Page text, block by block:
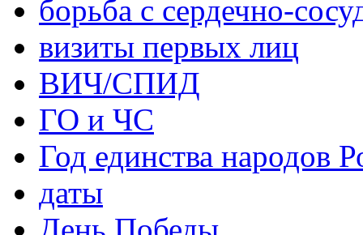
борьба с сердечно-
визиты первых лиц
ВИЧ/СПИД
ГО и ЧС
Год единства народов
даты